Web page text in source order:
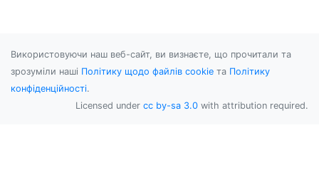
Використовуючи наш веб-сайт, ви визнаєте, що прочитали та
зрозуміли наші Політику щодо файлів cookie та Політику
конфіденційності.
Licensed under cc by-sa 3.0 with attribution required.